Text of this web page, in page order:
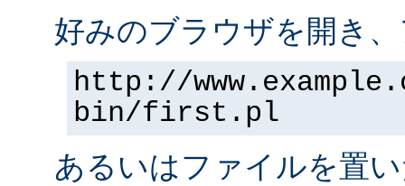
好みのブラウザを開き
http://
bin/first.pl
あるいはファイルを置